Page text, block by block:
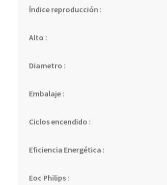
Índice reproducción :
Alto :
Diametro :
Embalaje :
Ciclos encendido :
Eficiencia Energética :
Eoc Philips :